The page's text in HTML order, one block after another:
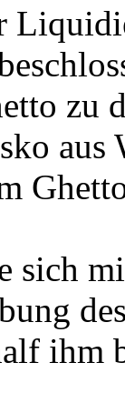
zu
aus
sich
ihm